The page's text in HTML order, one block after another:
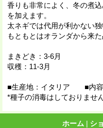
香りも非常によく、冬の煮
を加えます。
太ネギでは代用が利かない
もともとはオランダから来た
まきどき：3-6月
収穫：11-3月
■生産地：イタリア ■内
*種子の消毒はしておりません
ホーム | シ